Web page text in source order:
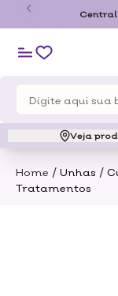
Veja
Home / Unhas /
Tratamentos